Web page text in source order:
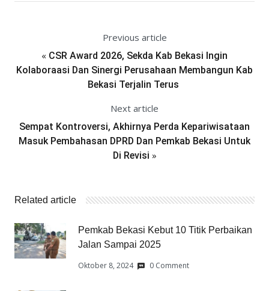
Previous article
« CSR Award 2026, Sekda Kab Bekasi Ingin
Kolaboraasi Dan Sinergi Perusahaan Membangun Kab
Bekasi Terjalin Terus
Next article
Sempat Kontroversi, Akhirnya Perda Kepariwisataan
Masuk Pembahasan DPRD Dan Pemkab Bekasi Untuk
Di Revisi »
Related article
Pemkab Bekasi Kebut 10 Titik Perbaikan
Jalan Sampai 2025
Oktober 8, 2024 0 Comment